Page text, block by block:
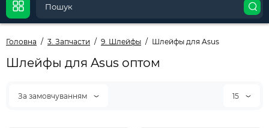
Головна 3. Запчасти 9. Шлейфы Шлейфы для Asus
Шлейфы для Asus оптом
За замовчуванням 15